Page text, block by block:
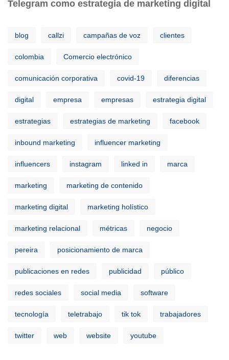
Telegram como estrategia de marketing digital
blog callzi campañas de voz clientes
colombia Comercio electrónico
comunicación corporativa covid-19 diferencias
digital empresa empresas estrategia digital
estrategias estrategias de marketing facebook
inbound marketing influencer marketing
influencers instagram linked in marca
marketing marketing de contenido
marketing digital marketing holístico
marketing relacional métricas negocio
pereira posicionamiento de marca
publicaciones en redes publicidad público
redes sociales social media software
tecnología teletrabajo tik tok trabajadores
twitter web website youtube